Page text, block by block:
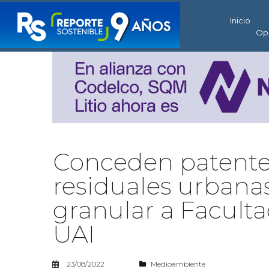
Inicio
Conceden
residuales
granular a
UAI
23/08/2022 Medioambiente